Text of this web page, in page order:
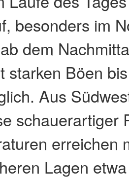
besonders im
dem
starken Böen
Aus
schauerartiger
erreichen
Lagen